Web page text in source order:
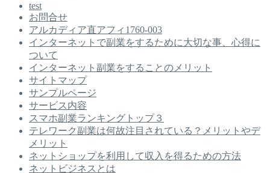
test
お問合せ
アルカディア直アフィ1760-003
インターネットで副業をするために大切な事、心得に
ついて
インターネット副業をすることのメリット
サイトマップ
サンプルページ
サービス内容
スマホ副業ランキングトップ３
テレワーク副業は何故注目されている？メリットやデ
メリット
ネットショップを利用して収入を得るための方法
ネットビジネスとは